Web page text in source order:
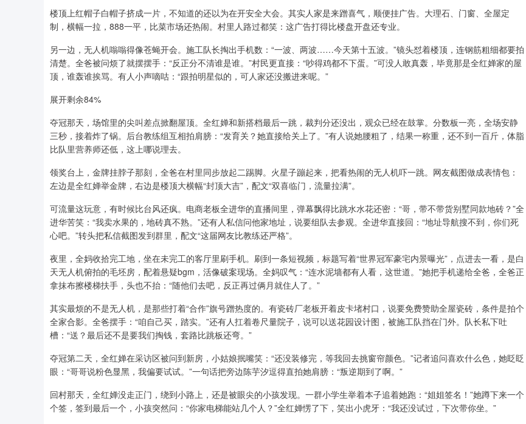
楼顶上红帽子白帽子挤成一片，不知道的还以为在开安全大会。其实人家是来蹭喜气，顺便挂广告。大理石、门窗、全屋定
制，横幅一拉，888一平，比菜市场还热闹。村里人路过都笑：这广告打得比楼盘开盘还专业。
另一边，无人机嗡嗡得像苍蝇开会。施工队长掏出手机数：“一波、两波……今天第十五波。”镜头怼着楼顶，连钢筋粗细都要拍
清楚。全爸被问烦了就摆摆手：“反正分不清谁是谁。”村民更直接：“吵得鸡都不下蛋。”可没人敢真轰，毕竟那是全红婵家的屋
顶，谁轰谁挨骂。有人小声嘀咕：“跟拍明星似的，可人家还没搬进来呢。”
展开剩余84%
夺冠那天，场馆里的尖叫差点掀翻屋顶。全红婵和新搭档最后一跳，裁判分还没出，观众已经在鼓掌。分数板一亮，全场安静
三秒，接着炸了锅。后台教练组互相拍肩膀：“发育关？她直接给关上了。”有人说她腰粗了，结果一称重，还不到一百斤，体脂
比队里营养师还低，这上哪说理去。
领奖台上，金牌挂脖子那刻，全爸在村里同步放起二踢脚。火星子蹦起来，把看热闹的无人机吓一跳。网友截图做成表情包：
左边是全红婵举金牌，右边是楼顶大横幅“封顶大吉”，配文“双喜临门，流量拉满”。
可流量这玩意，有时候比台风还疯。电商老板全进华的直播间里，弹幕飘得比跳水水花还密：“哥，带不带货别墅同款地砖？”全
进华苦笑：“我卖水果的，地砖真不熟。”还有人私信问他家地址，说要组队去参观。全进华直接回：“地址导航搜不到，你们死
心吧。”转头把私信截图发到群里，配文“这届网友比教练还严格”。
夜里，全妈收拾完工地，坐在未完工的客厅里刷手机。刷到一条短视频，标题写着“世界冠军豪宅内景曝光”，点进去一看，是白
天无人机俯拍的毛坯房，配着悬疑bgm，活像破案现场。全妈叹气：“连水泥墙都有人看，这世道。”她把手机递给全爸，全爸正
拿抹布擦楼梯扶手，头也不抬：“随他们去吧，反正再过俩月就住人了。”
其实最烦的不是无人机，是那些打着“合作”旗号蹭热度的。有瓷砖厂老板开着皮卡堵村口，说要免费赞助全屋瓷砖，条件是拍个
全家合影。全爸摆手：“咱自己买，踏实。”还有人扛着卷尺量院子，说可以送花园设计图，被施工队挡在门外。队长私下吐
槽：“送？最后还不是要我们掏钱，套路比跳板还弯。”
夺冠第二天，全红婵在采访区被问到新房，小姑娘抿嘴笑：“还没装修完，等我回去挑窗帘颜色。”记者追问喜欢什么色，她眨眨
眼：“哥哥说粉色显黑，我偏要试试。”一句话把旁边陈芋汐逗得直拍她肩膀：“叛逆期到了啊。”
回村那天，全红婵没走正门，绕到小路上，还是被眼尖的小孩发现。一群小学生举着本子追着她跑：“姐姐签名！”她蹲下来一个
个签，签到最后一个，小孩突然问：“你家电梯能站几个人？”全红婵愣了下，笑出小虎牙：“我还没试过，下次带你坐。”